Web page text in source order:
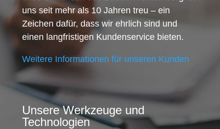
uns seit mehr als 10 Jahren treu – ein
Zeichen dafür, dass wir ehrlich sind und
einen langfristigen Kundenservice bieten.
Weitere Informationen für unseren Kunden
Unsere Werkzeuge und
Technologien